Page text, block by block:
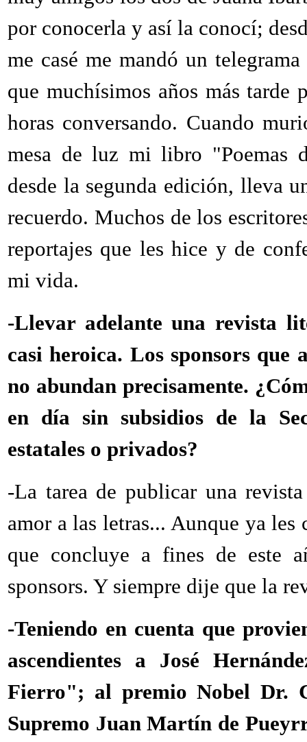
por conocerla y así la conocí;
me casé me mandó un
que muchísimos años más tarde
horas conversando. Cuando
mesa de luz mi libro "Poemas
desde la segunda edición, lleva
recuerdo. Muchos de los
reportajes que les hice y de
mi vida.
-Llevar adelante una revista
casi heroica. Los sponsors que
no abundan precisamente.
en día sin subsidios de la
estatales o privados?
-La tarea de publicar una
amor a las letras... Aunque ya
que concluye a fines de este
sponsors. Y siempre dije que la
-Teniendo en cuenta que
ascendientes a José
Fierro"; al premio Nobel Dr.
Supremo Juan Martín de